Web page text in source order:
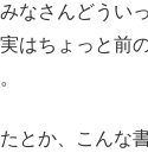
なさんどうい
はちょっと前
とか、こんな